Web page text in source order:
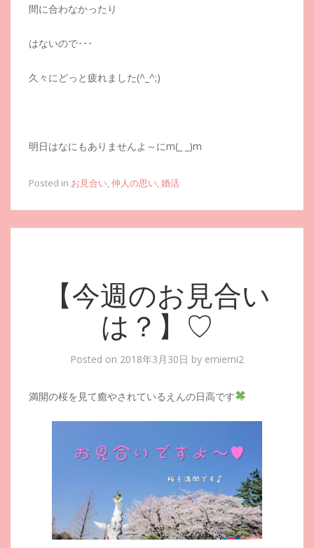
間に合わなかったり
はないので･･･
久々にどっと疲れました(^_^;)
明日はなにもありませんよ～にm(_ _)m
Posted in お見合い,仲人の思い,婚活
【今週のお見合い
は？】♡
Posted on 2018年3月30日 by emiemi2
満開の桜を見て癒やされているえんの日高です